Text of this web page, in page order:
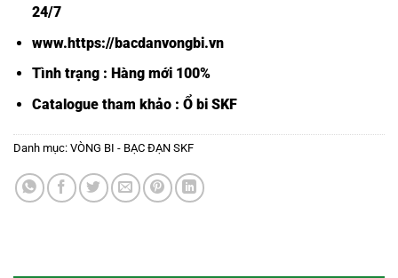
24/7
www.https://bacdanvongbi.vn
Tình trạng : Hàng mới 100%
Catalogue tham khảo : Ổ bi SKF
Danh mục: VÒNG BI - BẠC ĐẠN SKF